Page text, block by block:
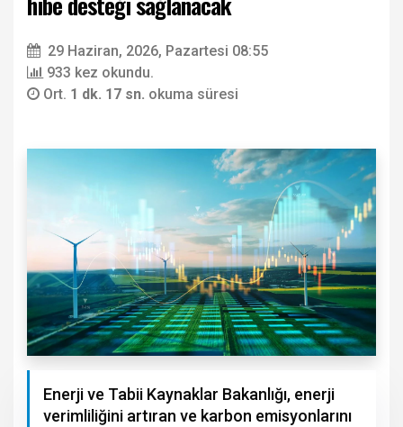
29 Haziran, 2026, Pazartesi 08:55
933 kez okundu.
Ort. 1 dk. 17 sn. okuma süresi
Enerji ve Tabii Kaynaklar Bakanlığı, enerji
verimliliğini artıran ve karbon emisyonlarını